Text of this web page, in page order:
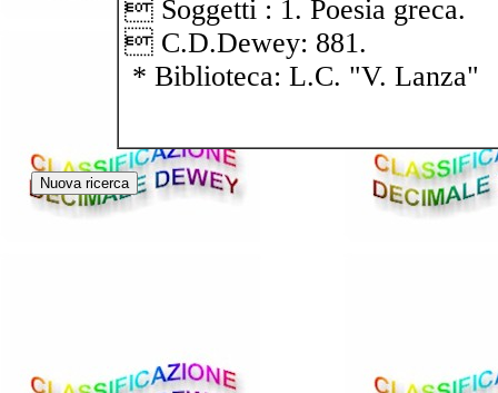
 Soggetti : 1. Poesia greca.
 C.D.Dewey: 881.
* Biblioteca: L.C. "V. Lanza"